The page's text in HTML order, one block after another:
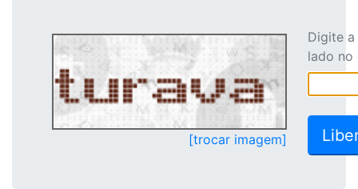
[trocar imagem]
Digite
lado no